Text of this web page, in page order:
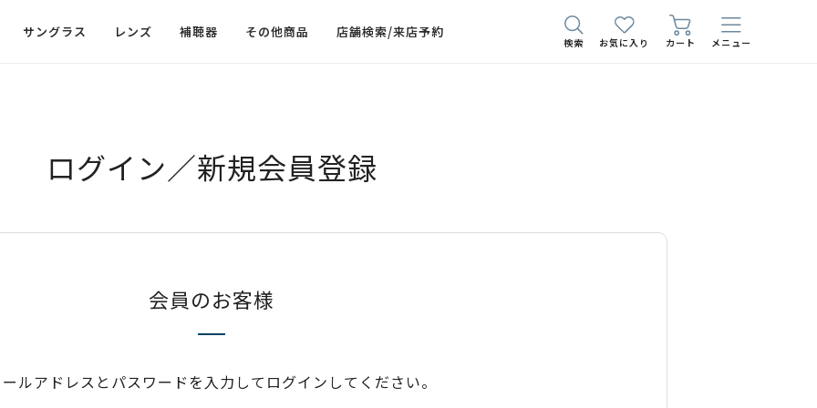
サングラス レンズ 補聴器 その他商品 店舗検索/来店予約
検索 お気に入り カート メニュー
ログイン／新規会員登録
会員のお客様
ルアドレスとパスワードを入力してログインしてください。